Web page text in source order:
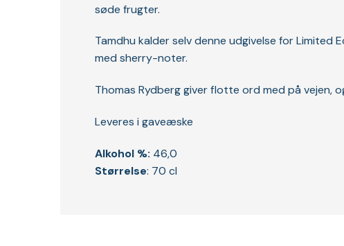
søde frugter.
Tamdhu kalder selv denne udgivelse for Limited
med sherry-noter.
Thomas Rydberg giver flotte ord med på vejen,
Leveres i gaveæske
Alkohol %: 46,0
Størrelse: 70 cl